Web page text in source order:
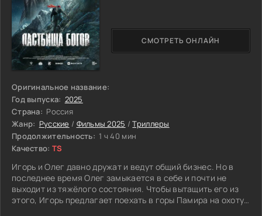
Оригинальное название:
Год выпуска: 2025
Страна: Россия
Жанр: Русские / Фильмы 2025 /Триллеры
Продолжительность: 1 ч 40 мин
Качество: TS
Игорь и Олег давно дружат и ведут общий бизнес. Но в
последнее время Олег замыкается в себе и почти не
выходит из тяжёлого состояния. Чтобы вытащить его из
этого, Игорь предлагает поехать в горы Памира на охоту.
СМОТРЕТЬ ОНЛАЙН